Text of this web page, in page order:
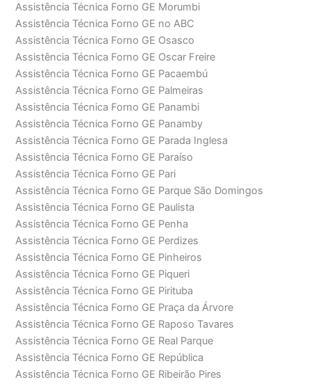
Assistência Técnica Forno GE Morumbi
Assistência Técnica Forno GE no ABC
Assistência Técnica Forno GE Osasco
Assistência Técnica Forno GE Oscar Freire
Assistência Técnica Forno GE Pacaembú
Assistência Técnica Forno GE Palmeiras
Assistência Técnica Forno GE Panambi
Assistência Técnica Forno GE Panamby
Assistência Técnica Forno GE Parada Inglesa
Assistência Técnica Forno GE Paraíso
Assistência Técnica Forno GE Pari
Assistência Técnica Forno GE Parque São Domingos
Assistência Técnica Forno GE Paulista
Assistência Técnica Forno GE Penha
Assistência Técnica Forno GE Perdizes
Assistência Técnica Forno GE Pinheiros
Assistência Técnica Forno GE Piqueri
Assistência Técnica Forno GE Pirituba
Assistência Técnica Forno GE Praça da Árvore
Assistência Técnica Forno GE Raposo Tavares
Assistência Técnica Forno GE Real Parque
Assistência Técnica Forno GE República
Assistência Técnica Forno GE Ribeirão Pires